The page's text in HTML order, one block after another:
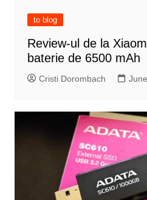
to blog
Review-ul de la
baterie de 6500 mAh
Cristi Dorombach